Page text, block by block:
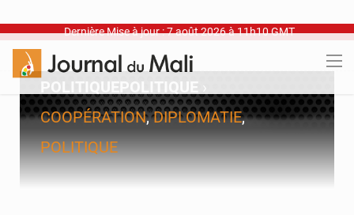
Dernière Mise à jour : 7 août 2026 à 11h10 GMT
POLITIQUEPOLITIQUE ›
COOPÉRATION,DIPLOMATIE,
POLITIQUE